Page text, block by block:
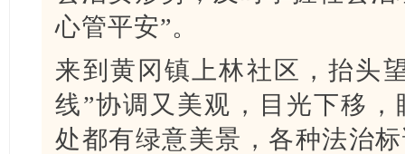
心管平安”。
来到黄冈镇上林社区，抬头
线”协调又美观，目光下移
处都有绿意美景，各种法治